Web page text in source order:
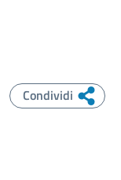
Condividi